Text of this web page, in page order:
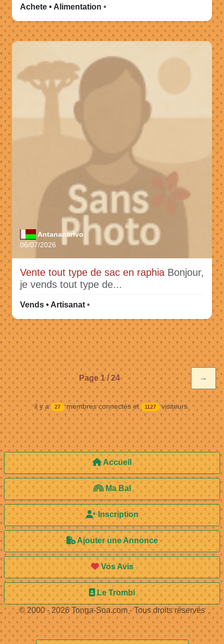
Achete • Alimentation •
Antananarivo
06/07/2026
Vente tout type de sac en raphia Bonjour,
je vends tout type de...
Vends • Artisanat •
Page 1 / 24 →
il y a 27 membres connectés et 1127 visiteurs.
Accueil
Ma Bal
Inscription
Ajouter une Annonce
Vos Avis
Le Trombi
© 2000 - 2026 Tonga-Soa.com - Tous droits réservés